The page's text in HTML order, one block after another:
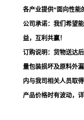
各产业提供“面向性能
公司承诺：我们希望
益，互利共赢！
订购说明：货物送达
量包装损坏及原料外
内与我司相关人员取
产品价格时有波动，